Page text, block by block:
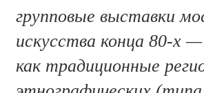
групповые выставки
искусства конца 80-х
как традиционные